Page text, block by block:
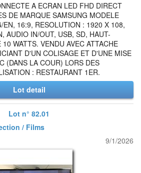
A ECRAN LED FHD DIRECT
DE MARQUE SAMSUNG MODELE
EN, 16:9, RESOLUTION : 1920 X 108,
AUDIO IN/OUT, USB, SD, HAUT-
WATTS. VENDU AVEC ATTACHE
D'UN COLISAGE ET D'UNE MISE
(DANS LA COUR) LORS DES
: RESTAURANT 1ER.
Lot detail
Lot n° 82.01
/ Films
9/1/2026